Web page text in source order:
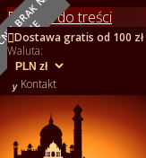
Przejdź do treści
Dostawa gratis od 100 zł
Waluta:
 Kontakt
E